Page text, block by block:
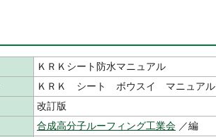
ＫＲＫシート防水マニュアル
ＫＲＫ シート ボウスイ マニュアル
改訂版
合成高分子ルーフィング工業会 ／編